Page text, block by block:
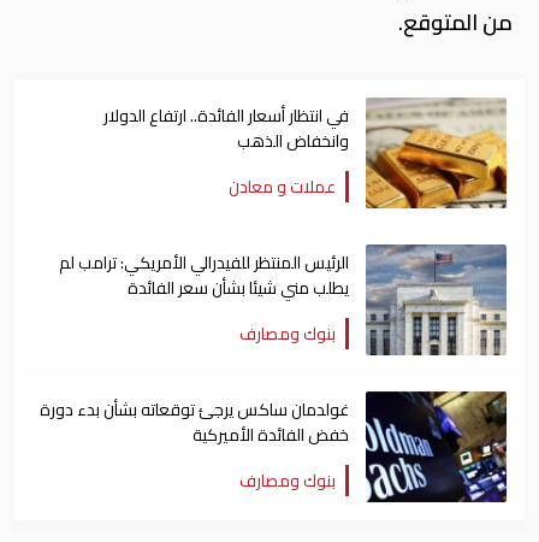
من المتوقع.
في انتظار أسعار الفائدة.. ارتفاع الدولار
وانخفاض الذهب
عملات و معادن
الرئيس المنتظر للفيدرالي الأمريكي: ترامب لم
يطلب مني شيئا بشأن سعر الفائدة
بنوك ومصارف
غولدمان ساكس يرجئ توقعاته بشأن بدء دورة
خفض الفائدة الأميركية
بنوك ومصارف